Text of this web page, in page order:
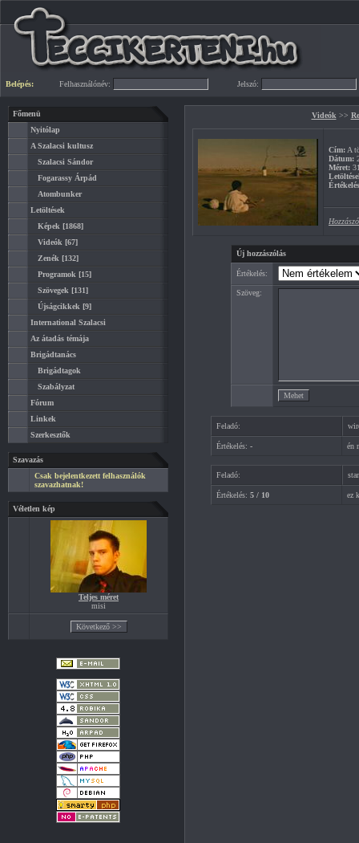
Belépés: Felhasználónév: Jelszó:
Főmenü
Nyitólap
A Szalacsi kultusz
Szalacsi Sándor
Fogarassy Árpád
Atombunker
Letöltések
Képek [1868]
Videók [67]
Zenék [132]
Programok [15]
Szövegek [131]
Újságcikkek [9]
International Szalacsi
Az átadás témája
Brigádtanács
Brigádtagok
Szabályzat
Fórum
Linkek
Szerkesztők
Szavazás
Csak bejelentkezett felhasználók
szavazhatnak!
Véletlen kép
Teljes méret
misi
Videók >>
Cím: A
Dátum:
Méret:
Új hozzászólás
Értékelés:
Szöveg:
Feladó:
Értékelés: - én
Feladó:
Értékelés: 5 / 10 ez